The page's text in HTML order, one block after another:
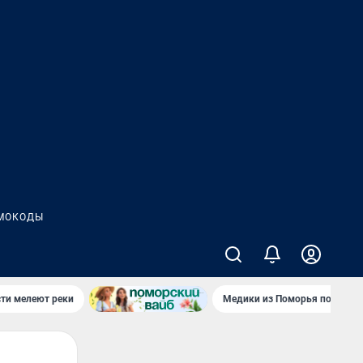
мелеют реки Медики из Поморья поехали